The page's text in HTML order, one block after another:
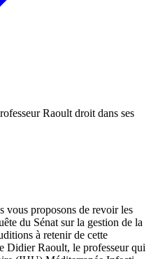
Raoult droit dans ses
vous proposons de revoir les
du Sénat sur la gestion de la
à retenir de cette
Didier Raoult, le professeur qui